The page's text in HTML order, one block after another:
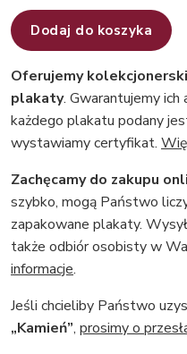
Dodaj do koszyka
Oferujemy
plakaty. Gwarantujemy
każdego plakatu podany
wystawiamy certyfikat.
Zachęcamy do zakupu
szybko, mogą Państwo
zapakowane plakaty.
także odbiór osobisty w
informacje.
Jeśli chcieliby Państwo
„Kamień”, prosimy o